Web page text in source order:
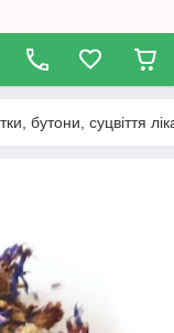
бутони, суцвіття